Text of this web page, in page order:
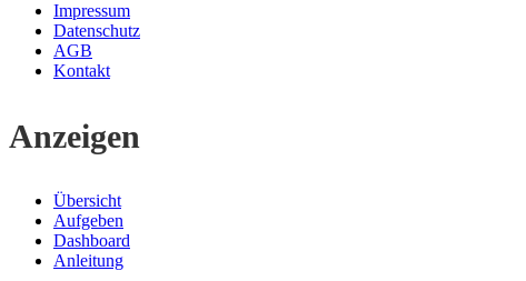
Impressum
Datenschutz
AGB
Kontakt
Anzeigen
Übersicht
Aufgeben
Dashboard
Anleitung